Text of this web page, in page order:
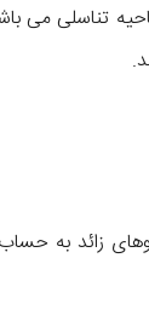
می
زائد به حساب